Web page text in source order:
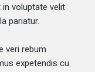
voluptate velit
pariatur.
veri rebum
expetendis cu.